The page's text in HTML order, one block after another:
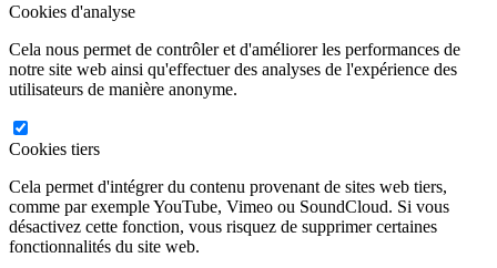
Cookies d'analyse
Cela nous permet de contrôler et d'améliorer les performances de
notre site web ainsi qu'effectuer des analyses de l'expérience des
utilisateurs de manière anonyme.
Cookies tiers
Cela permet d'intégrer du contenu provenant de sites web tiers,
comme par exemple YouTube, Vimeo ou SoundCloud. Si vous
désactivez cette fonction, vous risquez de supprimer certaines
fonctionnalités du site web.